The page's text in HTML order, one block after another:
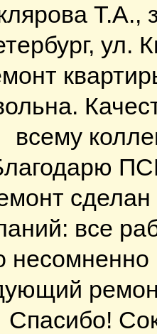
Т.А.,
ул.
всему
сделан
все
Спасибо!